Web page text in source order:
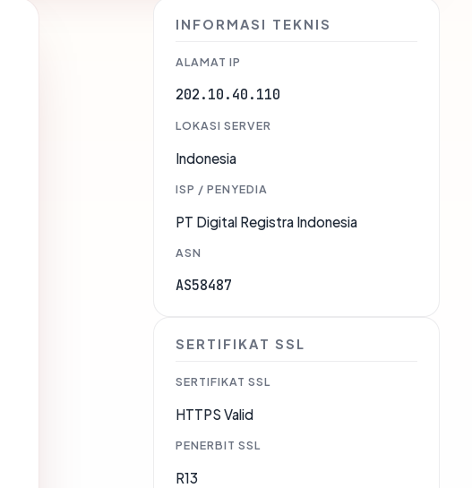
INFORMASI TEKNIS
ALAMAT IP
202.10.40.110
LOKASI SERVER
Indonesia
ISP / PENYEDIA
PT Digital Registra Indonesia
ASN
AS58487
SERTIFIKAT SSL
SERTIFIKAT SSL
HTTPS Valid
PENERBIT SSL
R13